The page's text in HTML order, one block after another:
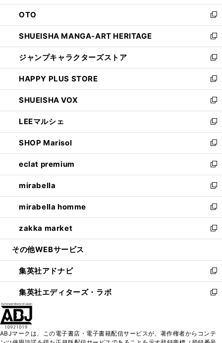
ウ
で
開
く
ン
ド
ウ
で
開
く
OTO
新
し
い
ウ
ィ
ン
ド
ウ
で
開
く
SHUEISHA MANGA-ART HERITAGE
新
し
い
ウ
ィ
ン
ド
ウ
で
開
く
ジャンプキャラクターズストア
新
し
い
ウ
ィ
ン
ド
ウ
で
開
く
HAPPY PLUS STORE
新
し
い
ウ
ィ
ン
ド
ウ
で
開
く
SHUEISHA VOX
新
し
い
ウ
ィ
ン
ド
ウ
で
開
く
LEEマルシェ
新
し
い
ウ
ィ
ン
ド
ウ
で
開
く
SHOP Marisol
新
し
い
ウ
ィ
ン
ド
ウ
で
開
eclat premium
新
し
い
ウ
ィ
ン
ド
ウ
開
く
mirabella
新
し
い
ウ
ィ
ン
ウ
で
開
く
mirabella homme
新
し
い
ウ
ン
ド
ウ
で
zakka market
新
し
ウ
ィ
ン
ド
く
その他WEBサービス
集英社アドナビ
新
し
い
ド
集英社エディターズ・ラボ
新
ィ
ABJマークは、この電子書店・電子書籍配信サービスが、著作権者からコンテ